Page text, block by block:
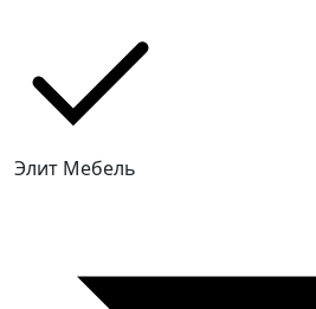
Элит Мебель